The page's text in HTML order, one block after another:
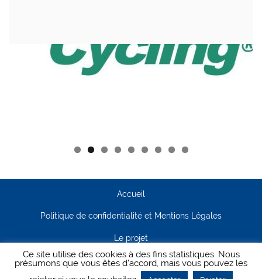
Accueil
Politique de confidentialité et Mentions Légales
Le projet
Contact
Ce site utilise des cookies à des fins statistiques. Nous
présumons que vous êtes d'accord, mais vous pouvez les